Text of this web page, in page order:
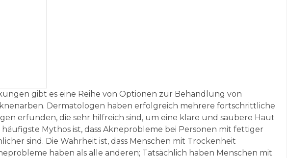
gibt es eine Reihe von Optionen zur Behandlung von
Dermatologen haben erfolgreich mehrere fortschrittliche
erfunden, die sehr hilfreich sind, um eine klare und saubere Haut
Mythos ist, dass Akneprobleme bei Personen mit fettiger
sind. Die Wahrheit ist, dass Menschen mit Trockenheit
haben als alle anderen; Tatsächlich haben Menschen mit